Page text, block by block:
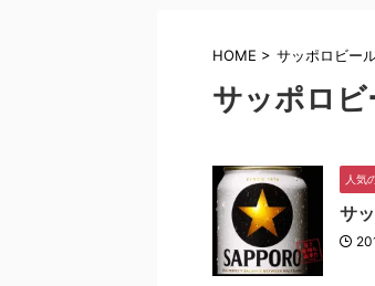
HOME > サッポロビー
サッポロビ
人気
サ